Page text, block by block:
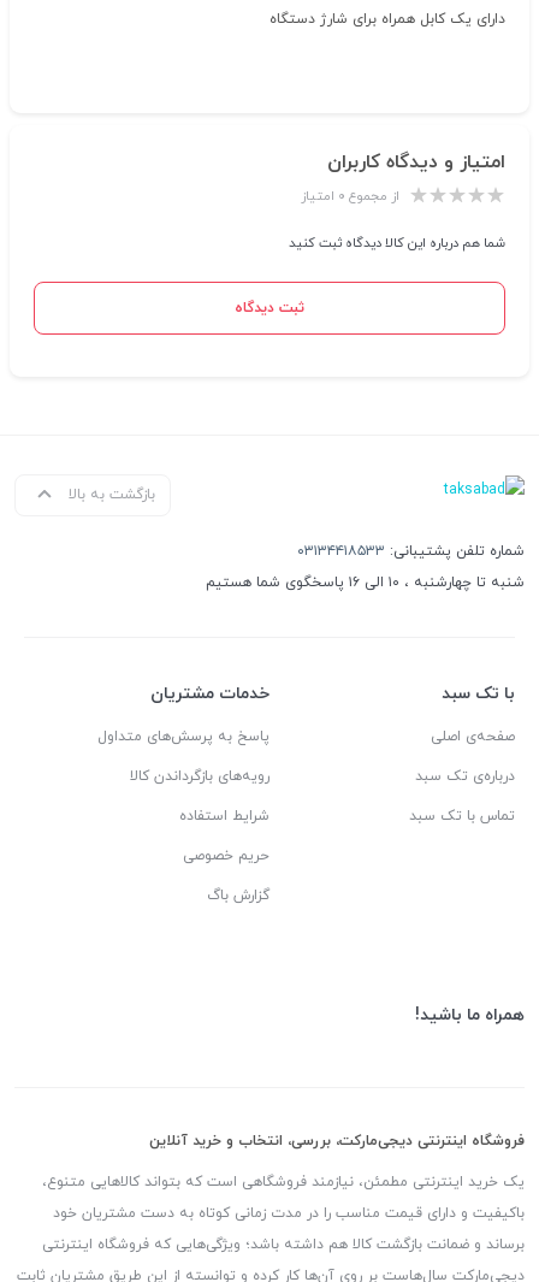
دارای یک کابل همراه برای شارژ دستگاه
امتیاز و دیدگاه کاربران
از مجموع ۰ امتیاز
شما هم درباره این کالا دیدگاه ثبت کنید
ثبت دیدگاه
بازگشت به بالا
شماره تلفن پشتیبانی: ۰۳۱۳۴۴۱۸۵۳۳
شنبه تا چهارشنبه ، ۱۰ الی ۱۶ پاسخگوی شما هستیم
با تک سبد
صفحه‌ی اصلی
درباره‌ی تک سبد
تماس با تک سبد
خدمات مشتریان
پاسخ به پرسش‌های متداول
رویه‌های بازگرداندن کالا
شرایط استفاده
حریم خصوصی
گزارش باگ
همراه ما باشید!
فروشگاه اینترنتی دیجی‌مارکت، بررسی، انتخاب و خرید آنلاین
یک خرید اینترنتی مطمئن، نیازمند فروشگاهی است که بتواند کالاهایی متنوع،
باکیفیت و دارای قیمت مناسب را در مدت زمانی کوتاه به دست مشتریان خود
برساند و ضمانت بازگشت کالا هم داشته باشد؛ ویژگی‌هایی که فروشگاه اینترنتی
دیجی‌مارکت سال‌هاست بر روی آن‌ها کار کرده و توانسته از این طریق مشتریان ثابت